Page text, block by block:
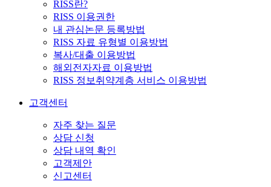
RISS란?
RISS 이용권한
내 관심논문 등록방법
RISS 자료 유형별 이용방법
복사/대출 이용방법
해외전자자료 이용방법
RISS 정보취약계층 서비스 이용방법
고객센터
자주 찾는 질문
상담 신청
상담 내역 확인
고객제안
신고센터